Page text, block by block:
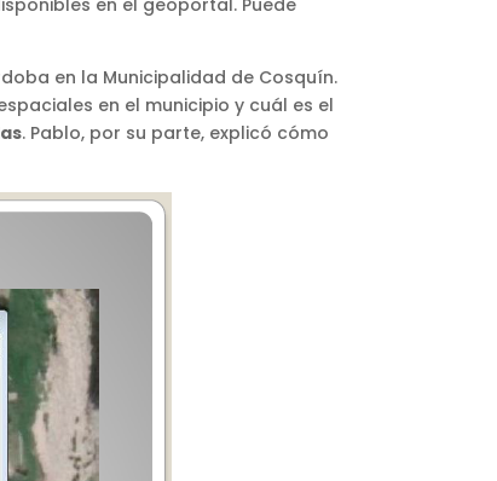
en la Municipalidad de Cosquín.
en el municipio y cuál es el
. Pablo, por su parte, explicó cómo